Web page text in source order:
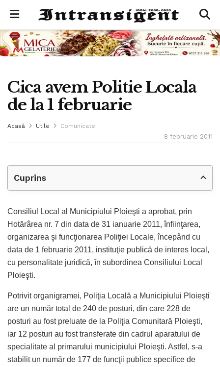
Cica avem Politie Locala
de la 1 februarie
Acasă Utile Comunicate
8 februarie 2011
Cuprins
Consiliul Local al Municipiului Ploieşti a aprobat, prin
Hotărârea nr. 7 din data de 31 ianuarie 2011, înfiinţarea,
organizarea şi funcţionarea Poliţiei Locale, începând cu
data de 1 februarie 2011, instituţie publică de interes local,
cu personalitate juridică, în subordinea Consiliului Local
Ploieşti.
Potrivit organigramei, Poliţia Locală a Municipiului Ploieşti
are un număr total de 240 de posturi, din care 228 de
posturi au fost preluate de la Poliţia Comunitară Ploieşti,
iar 12 posturi au fost transferate din cadrul aparatului de
specialitate al primarului municipiului Ploieşti. Astfel, s-a
stabilit un număr de 177 de funcţii publice specifice de